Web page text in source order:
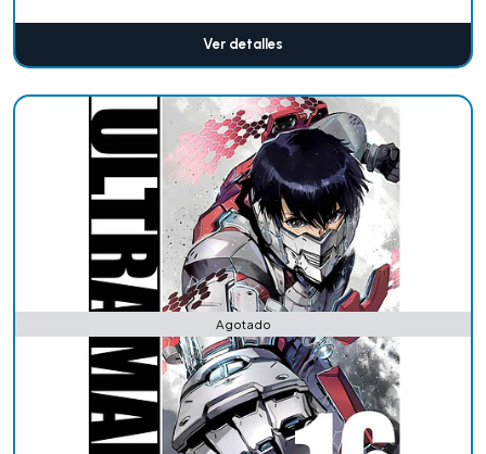
Ver detalles
Agotado